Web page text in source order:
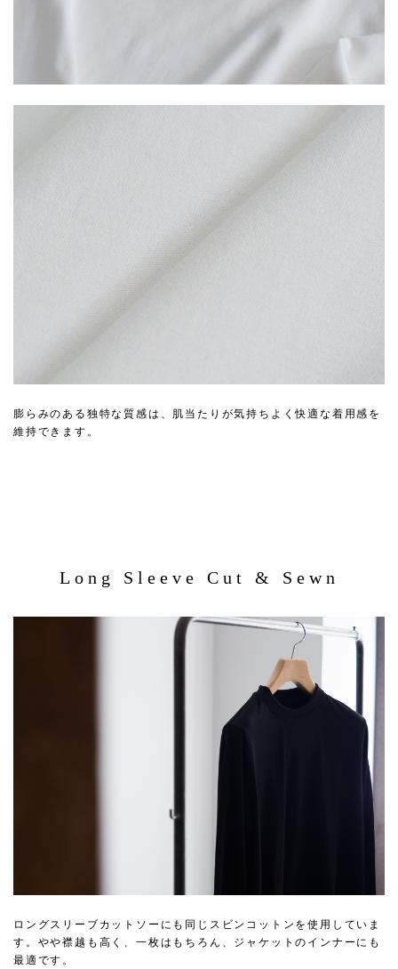
膨らみのある独特な質感は、肌当たりが気持ちよく快適な着用感を
維持できます。
Long Sleeve Cut & Sewn
ロングスリーブカットソーにも同じスビンコットンを使用していま
す。やや襟越も高く、一枚はもちろん、ジャケットのインナーにも
最適です。